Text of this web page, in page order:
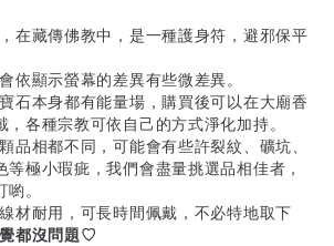
在藏傳佛教中，是一種護身符，避邪保平
依顯示螢幕的差異有些微差異。
石本身都有能量場，購買後可以在大廟香
各種宗教可依自己的方式淨化加持。
品相都不同，可能會有些許裂紋、礦坑、
等極小瑕疵，我們會盡量挑選品相佳者，
。
材耐用，可長時間佩戴，不必特地取下
都沒問題♡